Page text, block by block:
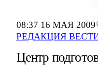
08:37 16 МАЯ 2009
РЕДАКЦИЯ
Центр